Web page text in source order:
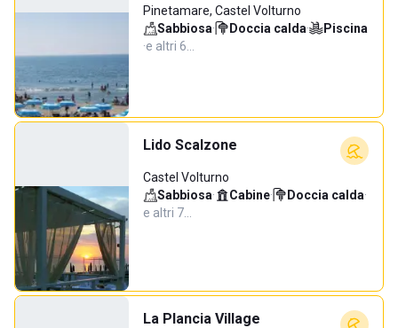
Pinetamare, Castel Volturno
Sabbiosa· Doccia calda·
Piscina
·e altri 6…
Lido Scalzone
Castel Volturno
Sabbiosa· Cabine· Doccia calda·
e altri 7…
La Plancia Village